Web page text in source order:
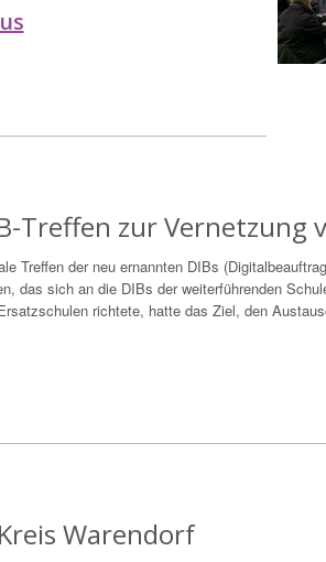
Treffen zur Vernetzung
Treffen der neu ernannten DIBs
das sich an die DIBs der weiterführenden
richtete, hatte das Ziel, den
Warendorf